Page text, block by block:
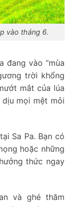
vào tháng 6.
đang vào “mùa
trời khổng
mắt của lúa
dịu mọi mệt mỏi
Sa Pa. Bạn có
hoặc những
thức ngay
và ghé thăm